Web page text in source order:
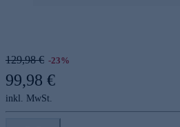
129,98 € -23%
99,98 €
inkl. MwSt.